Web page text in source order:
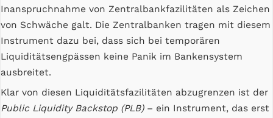
Inanspruchnahme von Zentralbankfazilitäten als Zeichen
von Schwäche galt. Die Zentralbanken tragen mit diesem
Instrument dazu bei, dass sich bei temporären
Liquiditätsengpässen keine Panik im Bankensystem
ausbreitet.
Klar von diesen Liquiditätsfazilitäten abzugrenzen ist der
Public Liquidity Backstop (PLB)– ein Instrument, das erst